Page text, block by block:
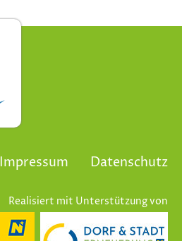
Impressum Datenschutz
Realisiert mit Unterstützung von